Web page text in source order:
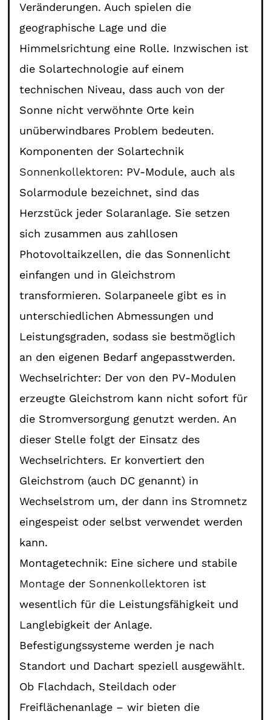
Veränderungen. Auch spielen die
geographische Lage und die
Himmelsrichtung eine Rolle. Inzwischen ist
die Solartechnologie auf einem
technischen Niveau, dass auch von der
Sonne nicht verwöhnte Orte kein
unüberwindbares Problem bedeuten.
Komponenten der Solartechnik
Sonnenkollektoren: PV-Module, auch als
Solarmodule bezeichnet, sind das
Herzstück jeder Solaranlage. Sie setzen
sich zusammen aus zahllosen
Photovoltaikzellen, die das Sonnenlicht
einfangen und in Gleichstrom
transformieren. Solarpaneele gibt es in
unterschiedlichen Abmessungen und
Leistungsgraden, sodass sie bestmöglich
an den eigenen Bedarf angepasstwerden.
Wechselrichter: Der von den PV-Modulen
erzeugte Gleichstrom kann nicht sofort für
die Stromversorgung genutzt werden. An
dieser Stelle folgt der Einsatz des
Wechselrichters. Er konvertiert den
Gleichstrom (auch DC genannt) in
Wechselstrom um, der dann ins Stromnetz
eingespeist oder selbst verwendet werden
kann.
Montagetechnik: Eine sichere und stabile
Montage der Sonnenkollektoren ist
wesentlich für die Leistungsfähigkeit und
Langlebigkeit der Anlage.
Befestigungssysteme werden je nach
Standort und Dachart speziell ausgewählt.
Ob Flachdach, Steildach oder
Freiflächenanlage – wir bieten die